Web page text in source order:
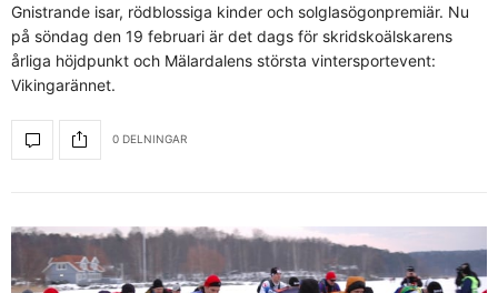
Gnistrande isar, rödblossiga kinder och solglasögonpremiär. Nu
på söndag den 19 februari är det dags för skridskoälskarens
årliga höjdpunkt och Mälardalens största vintersportevent:
Vikingarännet.
0 DELNINGAR